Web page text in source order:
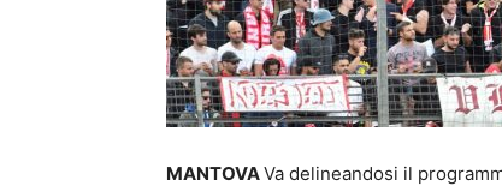
MANTOVAVa delineandosi il